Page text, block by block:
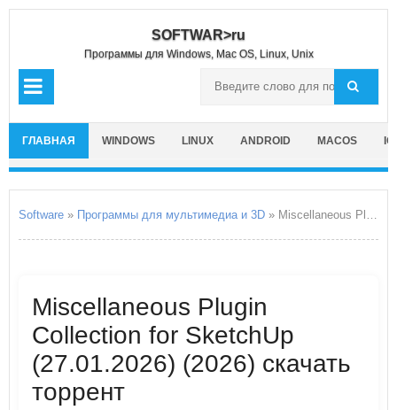
SOFTWAR>ru
Программы для Windows, Mac OS, Linux, Unix
ГЛАВНАЯ WINDOWS LINUX ANDROID MACOS
Software » Программы для мультимедиа и 3D » Miscellaneous Plugin Collection for SketchUp
Miscellaneous Plugin
Collection for SketchUp
(27.01.2026) (2026) скачать
торрент